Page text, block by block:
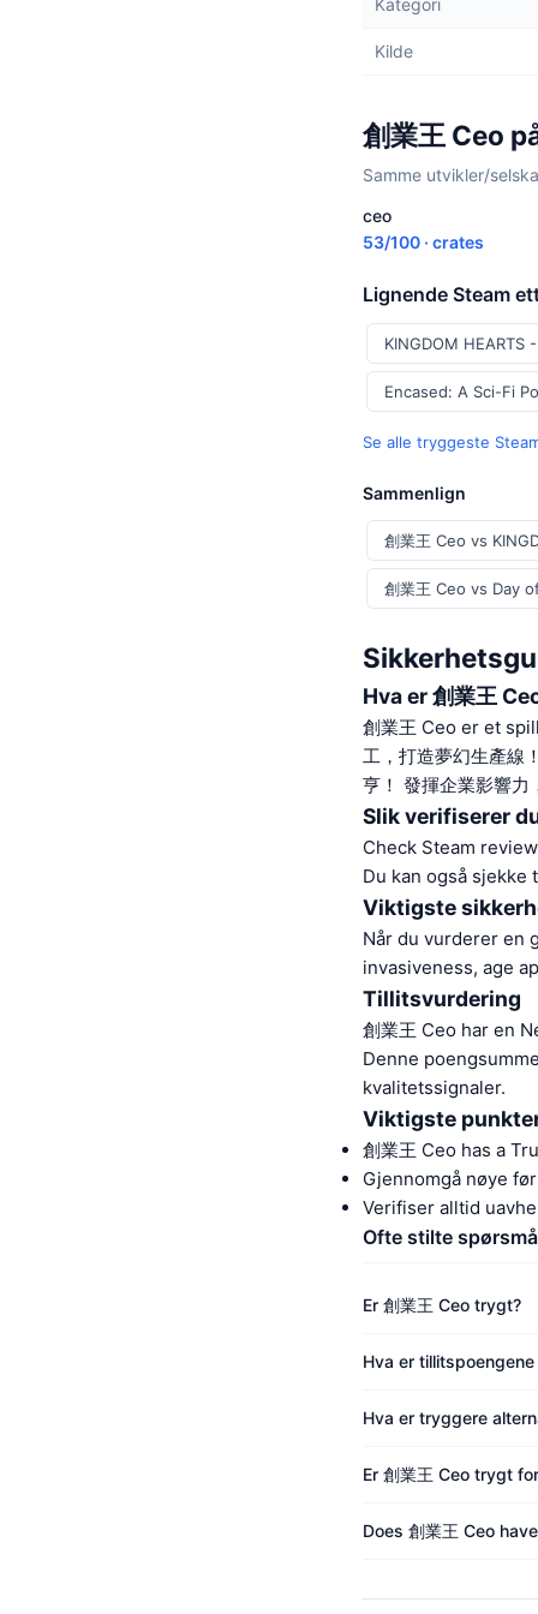
Kategori
Kilde
創業王 Ceo
Samme utvikler/
ceo
53/100 · crates
Lignende Steam
KINGDOM
Encased: A Sci-Fi
Se alle tryggeste
Sammenlign
創業王 Ceo vs
創業王 Ceo vs Day
Hva er 創業王
創業王 Ceo er et
工，打造夢幻生產線
亨！ 發揮企業影響力
Slik verifiserer
Check Steam
Du kan også
Viktigste
Når du vurderer en
invasiveness, age
Tillitsvurdering
創業王 Ceo har en
Denne
kvalitetssignaler.
Viktigste
創業王 Ceo has a
Gjennomgå nøye
Verifiser alltid
Ofte stilte
Er 創業王 Ceo trygt?
Hva er tillitspoengene
Hva er tryggere
Er 創業王 Ceo trygt
Does 創業王 Ceo